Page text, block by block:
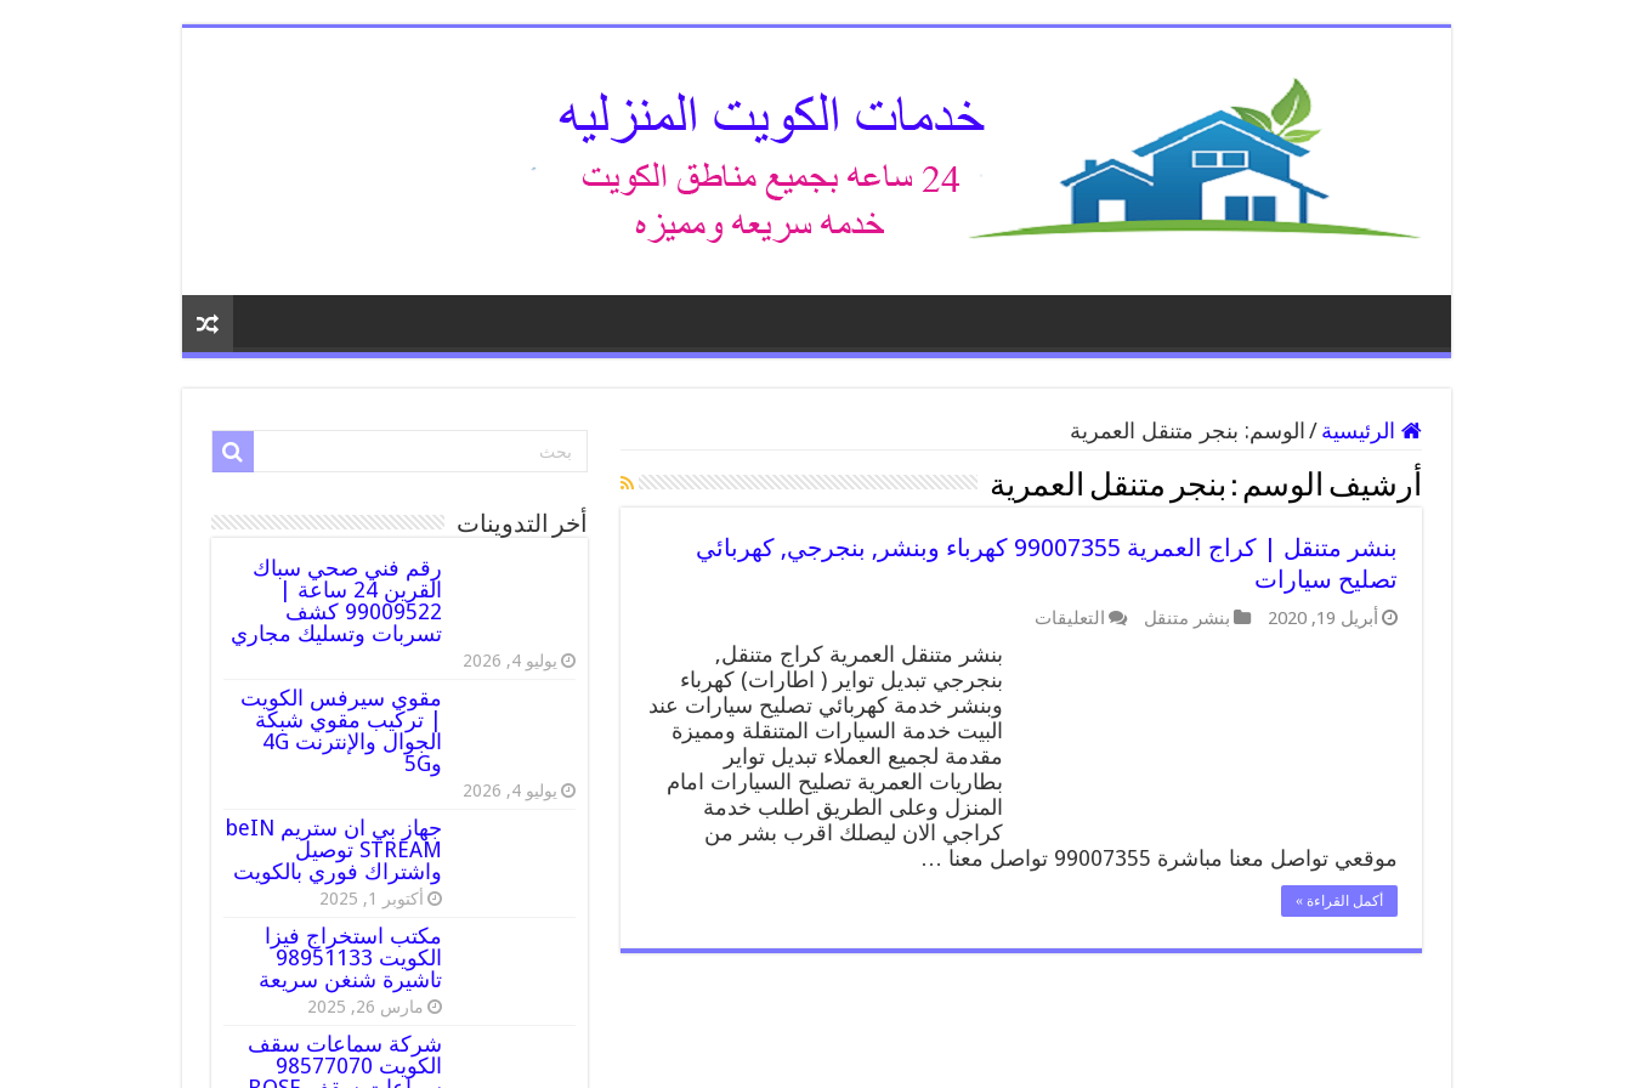
الرئيسية / الوسم: بنجر متنقل العمرية
أرشيف الوسم : بنجر متنقل العمرية
بنشر متنقل | كراج العمرية 99007355 كهرباء وبنشر, بنجرجي, كهربائي
تصليح سيارات
أبريل 19, 2020 بنشر متنقل التعليقات
متنقل
كراج
العمرية
99007355
كهرباء
وبنشر,
بنجرجي,
كهربائي
تصليح
سيارات
بنشر متنقل العمرية كراج متنقل,
بنجرجي تبديل تواير ( اطارات) كهرباء
وبنشر خدمة كهربائي تصليح سيارات عند
البيت خدمة السيارات المتنقلة ومميزة
مقدمة لجميع العملاء تبديل تواير
بطاريات العمرية تصليح السيارات امام
المنزل وعلى الطريق اطلب خدمة
كراجي الان ليصلك اقرب بشر من
موقعي تواصل معنا مباشرة 99007355 تواصل معنا …
أكمل القراءة »
أخر التدوينات
رقم فني صحي سباك
القرين 24 ساعة |
99009522 كشف
تسربات وتسليك مجاري
يوليو 4, 2026
مقوي سيرفس الكويت
| تركيب مقوي شبكة
الجوال والإنترنت 4G
و5G
يوليو 4, 2026
جهاز بي ان ستريم beIN
STREAM توصيل
واشتراك فوري بالكويت
أكتوبر 1, 2025
مكتب استخراج فيزا
الكويت 98951133
تاشيرة شنغن سريعة
مارس 26, 2025
شركة سماعات سقف
الكويت 98577070